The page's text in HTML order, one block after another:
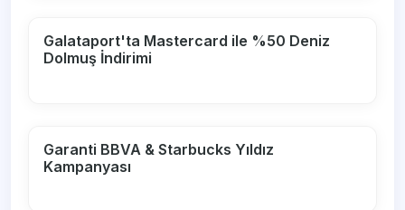
Galataport'ta Mastercard ile %50 Deniz
Dolmuş İndirimi
Garanti BBVA & Starbucks Yıldız
Kampanyası